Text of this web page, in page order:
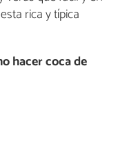
rica y típica
hacer coca de